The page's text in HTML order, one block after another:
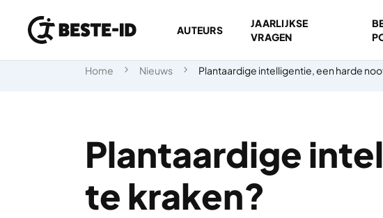
Ga naar inhoud
AUTEURS
JAARLIJKSE
VRAGEN
Home Nieuws Plantaardige intelligentie, een harde
Plantaardige
te kraken?